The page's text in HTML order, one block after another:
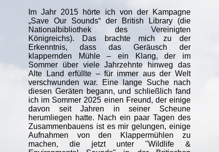
Im Jahr 2015 hörte ich von der Kampagne
„Save Our Sounds“ der British Library (die
Nationalbibliothek des Vereinigten
Königreichs). Das brachte mich zu der
Erkenntnis, dass das Geräusch der
klappernden Mühle – ein Klang, der im
Sommer über viele Jahrzehnte hinweg das
Alte Land erfüllte – für immer aus der Welt
verschwunden war. Eine lange Suche nach
diesen Geräten begann, und schließlich fand
ich im Sommer 2025 einen Freund, der einige
davon seit Jahren in seiner Scheune
herumliegen hatte. Nach ein paar Tagen des
Zusammenbauens ist es mir gelungen, einige
Aufnahmen von den Klappermühlen zu
machen, die jetzt unter "Wildlife &